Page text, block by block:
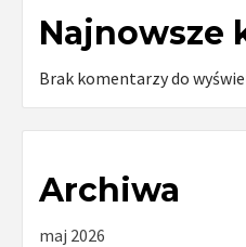
Najnowsze
Brak komentarzy do
Archiwa
maj 2026